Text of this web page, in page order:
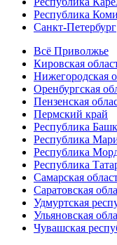
Республика Коми
Санкт-Петербург
Всё Приволжье
Кировская
Нижегородская
Оренбургская
Пензенская
Пермский край
Республика
Республика
Республика
Республика
Самарская
Саратовская
Удмуртская
Ульяновская
Чувашская